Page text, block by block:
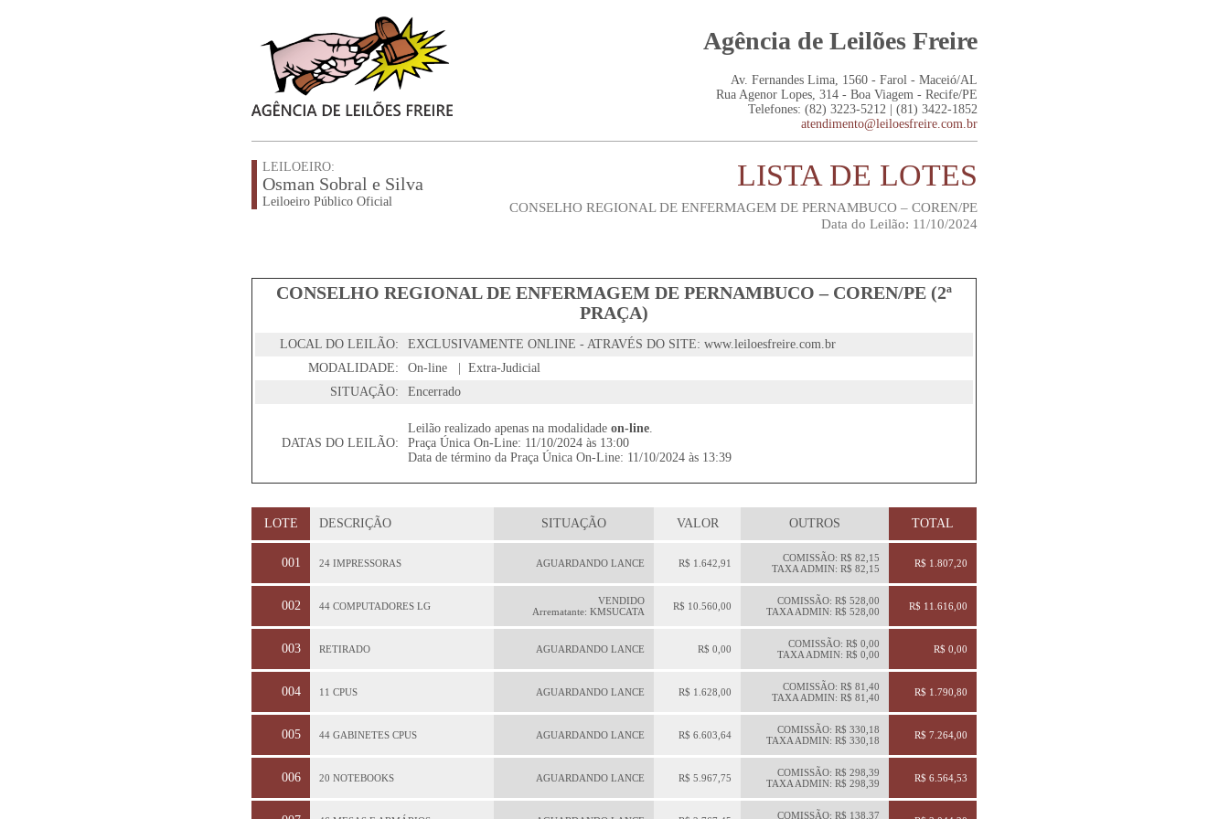
Agência de Leilões Freire
Av. Fernandes Lima, 1560 - Farol - Maceió/AL
Rua Agenor Lopes, 314 - Boa Viagem - Recife/PE
Telefones: (82) 3223-5212 | (81) 3422-1852
atendimento@leiloesfreire.com.br
LEILOEIRO:
Osman Sobral e Silva
Leiloeiro Público Oficial
LISTA DE LOTES
CONSELHO REGIONAL DE ENFERMAGEM DE PERNAMBUCO – COREN/PE
Data do Leilão: 11/10/2024
CONSELHO REGIONAL DE ENFERMAGEM DE PERNAMBUCO – COREN/PE (2ª
PRAÇA)
LOCAL DO LEILÃO:
EXCLUSIVAMENTE ONLINE - ATRAVÉS DO SITE: www.leiloesfreire.com.br
MODALIDADE:
On-line | Extra-Judicial
SITUAÇÃO:
Encerrado
DATAS DO LEILÃO:
Leilão realizado apenas na modalidadeon-line
Praça Única On-Line: 11/10/2024 às 13:00
Data de término da Praça Única On-Line: 11/10/2024 às 13:39
LOTE DESCRIÇÃO SITUAÇÃO VALOR OUTROS TOTAL
001 24 IMPRESSORAS AGUARDANDO LANCE R$ 1.642,91
COMISSÃO: R$ 82,15
TAXA ADMIN: R$ 82,15
R$ 1.807,20
002 44 COMPUTADORES LG
VENDIDO
Arrematante: KMSUCATA
R$ 10.560,00
COMISSÃO: R$ 528,00
TAXA ADMIN: R$ 528,00
R$ 11.616,00
003 RETIRADO AGUARDANDO LANCE R$ 0,00
COMISSÃO: R$ 0,00
TAXA ADMIN: R$ 0,00
R$ 0,00
004 11 CPUS AGUARDANDO LANCE R$ 1.628,00
COMISSÃO: R$ 81,40
TAXA ADMIN: R$ 81,40
R$ 1.790,80
005 44 GABINETES CPUS AGUARDANDO LANCE R$ 6.603,64
COMISSÃO: R$ 330,18
TAXA ADMIN: R$ 330,18
R$ 7.264,00
006 20 NOTEBOOKS AGUARDANDO LANCE R$ 5.967,75
COMISSÃO: R$ 298,39
TAXA ADMIN: R$ 298,39
R$ 6.564,53
COMISSÃO: R$ 138,37